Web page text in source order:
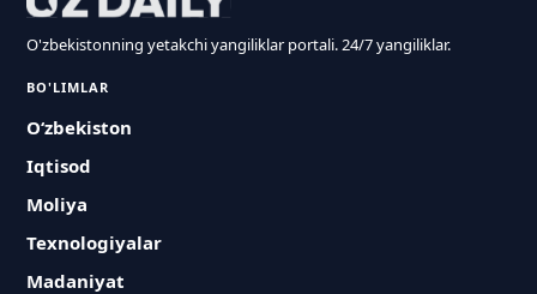
O'zbekistonning yetakchi yangiliklar portali. 24/7 yangiliklar.
BO'LIMLAR
O‘zbekiston
Iqtisod
Moliya
Texnologiyalar
Madaniyat